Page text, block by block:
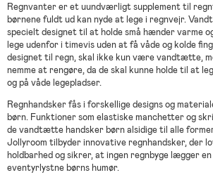
Regnvanter er et uundværligt supplement til
børnene fuldt ud kan nyde at lege i regnvejr.
specielt designet til at holde små hænder varme
lege udenfor i timevis uden at få våde og kolde
designet til regn, skal ikke kun være vandtætte,
nemme at rengøre, da de skal kunne holde til at
og på våde legepladser.
Regnhandsker fås i forskellige designs og
børn. Funktioner som elastiske manchetter og
de vandtætte handsker børn alsidige til alle
Jollyroom tilbyder innovative regnhandsker, der
holdbarhed og sikrer, at ingen regnbyge lægger
eventyrlystne børns humør.